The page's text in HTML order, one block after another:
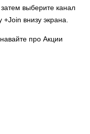
выберите канал
внизу экрана.
про Акции